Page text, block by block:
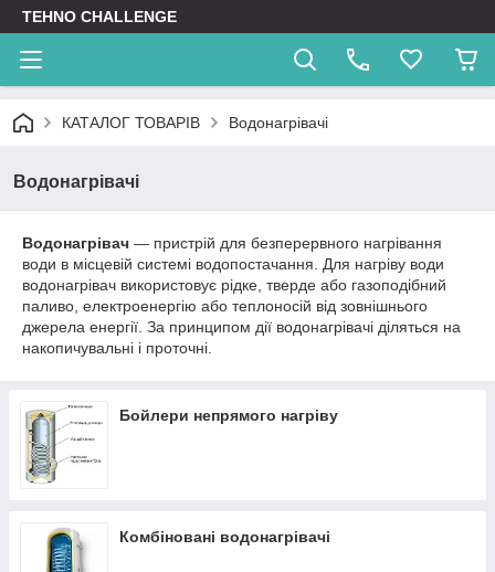
TEHNO CHALLENGE
КАТАЛОГ ТОВАРІВ Водонагрівачі
Водонагрівачі
Водонагрівач — пристрій для безперервного нагрівання
води в місцевій системі водопостачання. Для нагріву води
водонагрівач використовує рідке, тверде або газоподібний
паливо, електроенергію або теплоносій від зовнішнього
джерела енергії. За принципом дії водонагрівачі діляться на
накопичувальні і проточні.
Бойлери непрямого нагріву
Комбіновані водонагрівачі